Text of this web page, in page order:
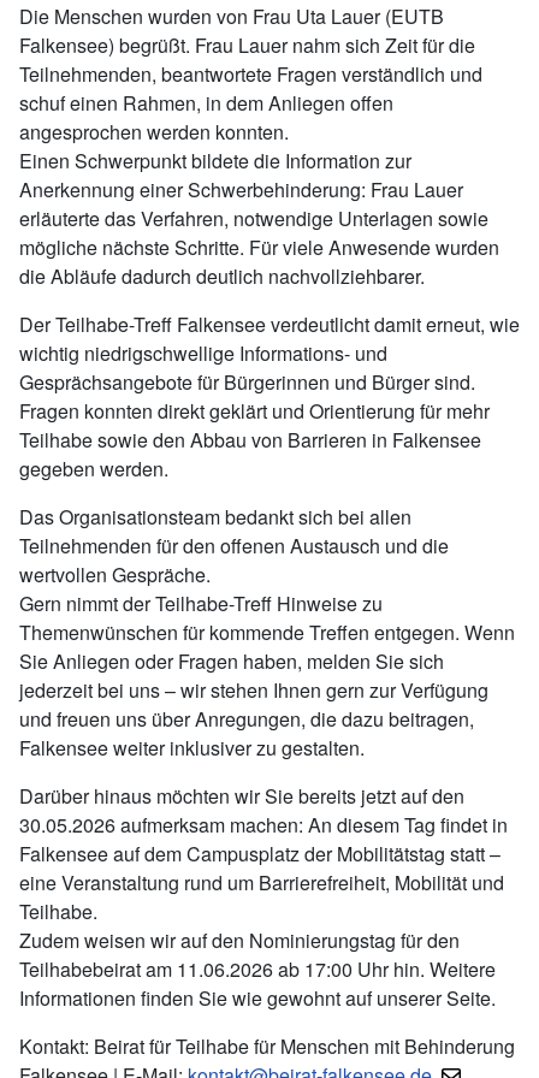
Die Menschen wurden von Frau Uta Lauer (EUTB
Falkensee) begrüßt. Frau Lauer nahm sich Zeit für die
Teilnehmenden, beantwortete Fragen verständlich und
schuf einen Rahmen, in dem Anliegen offen
angesprochen werden konnten.
Einen Schwerpunkt bildete die Information zur
Anerkennung einer Schwerbehinderung: Frau Lauer
erläuterte das Verfahren, notwendige Unterlagen sowie
mögliche nächste Schritte. Für viele Anwesende wurden
die Abläufe dadurch deutlich nachvollziehbarer.
Der Teilhabe-Treff Falkensee verdeutlicht damit erneut, wie
wichtig niedrigschwellige Informations- und
Gesprächsangebote für Bürgerinnen und Bürger sind.
Fragen konnten direkt geklärt und Orientierung für mehr
Teilhabe sowie den Abbau von Barrieren in Falkensee
gegeben werden.
Das Organisationsteam bedankt sich bei allen
Teilnehmenden für den offenen Austausch und die
wertvollen Gespräche.
Gern nimmt der Teilhabe-Treff Hinweise zu
Themenwünschen für kommende Treffen entgegen. Wenn
Sie Anliegen oder Fragen haben, melden Sie sich
jederzeit bei uns – wir stehen Ihnen gern zur Verfügung
und freuen uns über Anregungen, die dazu beitragen,
Falkensee weiter inklusiver zu gestalten.
Darüber hinaus möchten wir Sie bereits jetzt auf den
30.05.2026 aufmerksam machen: An diesem Tag findet in
Falkensee auf dem Campusplatz der Mobilitätstag statt –
eine Veranstaltung rund um Barrierefreiheit, Mobilität und
Teilhabe.
Zudem weisen wir auf den Nominierungstag für den
Teilhabebeirat am 11.06.2026 ab 17:00 Uhr hin. Weitere
Informationen finden Sie wie gewohnt auf unserer Seite.
Kontakt: Beirat für Teilhabe für Menschen mit Behinderung